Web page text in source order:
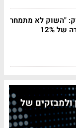
"השוק לא מתמחר
12%
ולמבזקים של